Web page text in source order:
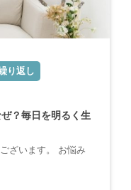
り返し
？毎日を明るく生
ざいます。 お悩み